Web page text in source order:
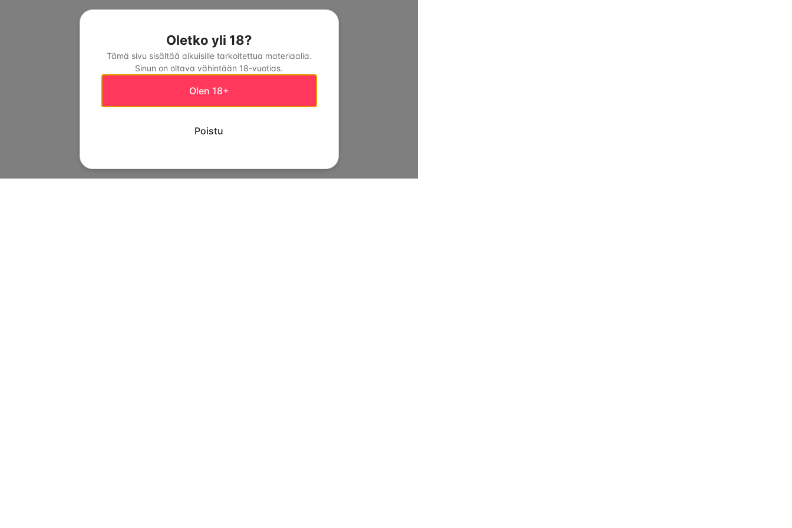
Oletko yli 18?
Tämä sivu sisältää aikuisille tarkoitettua materiaalia.
Sinun on oltava vähintään 18-vuotias.
Olen 18+
Poistu